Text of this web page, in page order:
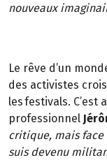
nouveaux
Le rêve d’un
des activistes
les festivals. C’est
professionnel
critique, mais face
suis devenu